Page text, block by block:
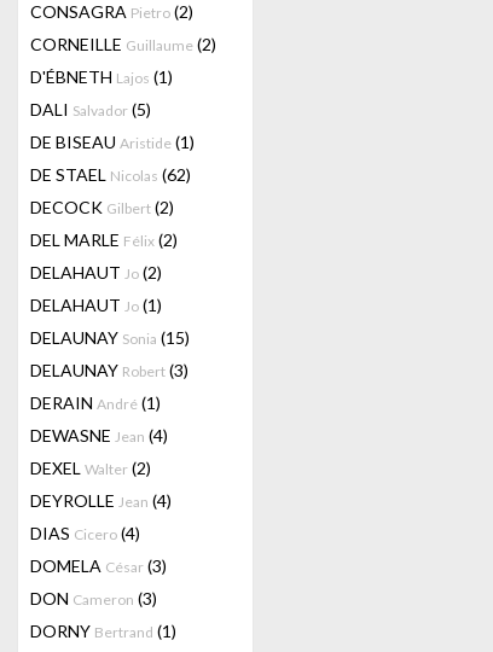
CONSAGRA Pietro (2)
CORNEILLE Guillaume (2)
D'ÉBNETH Lajos (1)
DALI Salvador (5)
DE BISEAU Aristide (1)
DE STAEL Nicolas (62)
DECOCK Gilbert (2)
DEL MARLE Félix (2)
DELAHAUT Jo (2)
DELAHAUT Jo (1)
DELAUNAY Sonia (15)
DELAUNAY Robert (3)
DERAIN André (1)
DEWASNE Jean (4)
DEXEL Walter (2)
DEYROLLE Jean (4)
DIAS Cicero (4)
DOMELA César (3)
DON Cameron (3)
DORNY Bertrand (1)